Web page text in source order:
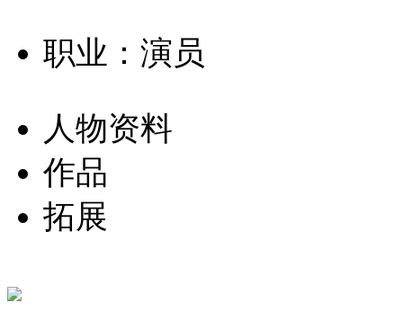
职业：演员
人物资料
作品
拓展